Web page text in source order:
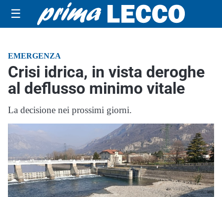
☰
EMERGENZA
Crisi idrica, in vista deroghe
al deflusso minimo vitale
La decisione nei prossimi giorni.